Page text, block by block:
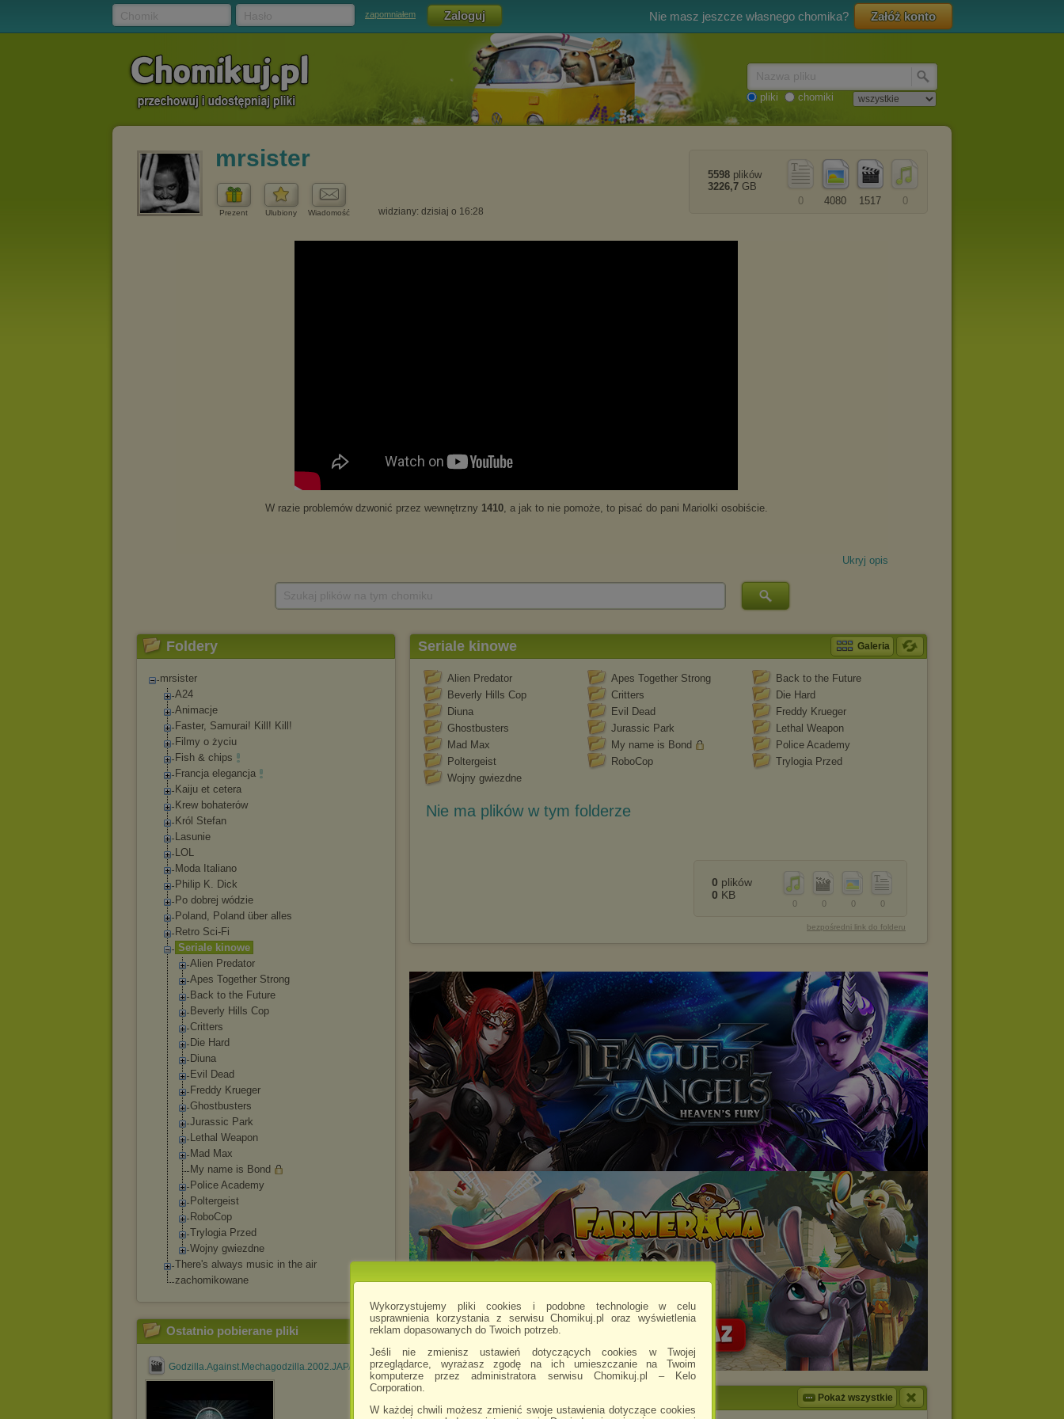
Wykorzystujemy pliki cookies i podobne technologie w celu
usprawnienia korzystania z serwisu Chomikuj.pl oraz wyświetlenia
reklam dopasowanych do Twoich potrzeb.
Jeśli nie zmienisz ustawień dotyczących cookies w Twojej
przeglądarce, wyrażasz zgodę na ich umieszczanie na Twoim
komputerze przez administratora serwisu Chomikuj.pl – Kelo
Corporation.
W każdej chwili możesz zmienić swoje ustawienia dotyczące cookies
zapomniałem Nie masz jeszcze własnego chomika? Załóż konto
pliki chomiki
mrsister
Prezent Ulubiony Wiadomość widziany: dzisiaj o 16:28
0
1517
4080
0
5598 plików
3226,7 GB
Ukryj opis
Foldery
mrsister
A24
Animacje
Faster, Samurai! Kill! Kill!
Filmy o życiu
Fish & chips
Francja elegancja
Kaiju et cetera
Krew bohaterów
Król Stefan
Lasunie
LOL
Moda Italiano
Philip K. Dick
Po dobrej wódzie
Poland, Poland über alles
Retro Sci-Fi
Seriale kinowe
Alien Predator
Apes Together Strong
Back to the Future
Beverly Hills Cop
Critters
Die Hard
Diuna
Evil Dead
Freddy Krueger
Ghostbusters
Jurassic Park
Lethal Weapon
Mad Max
My name is Bond
Police Academy
Poltergeist
RoboCop
Trylogia Przed
Wojny gwiezdne
There's always music in the air
zachomikowane
Ostatnio pobierane pliki
Godzilla.Against.Mechagodzilla.2002.JAPANESE.1080p.Blu....mkv
Seriale kinowe Galeria
Alien Predator Apes Together Strong
Back to the Future
Beverly Hills Cop
Critters
Die Hard
Diuna
Evil Dead
Freddy Krueger
Ghostbusters
Jurassic Park
Lethal Weapon
Mad Max
My name is Bond
Police Academy
Poltergeist
RoboCop
Trylogia Przed
Wojny gwiezdne
Nie ma plików w tym folderze
0
0
0
0
0 plików
0 KB
bezpośredni link do folderu
Pokaż wszystkie